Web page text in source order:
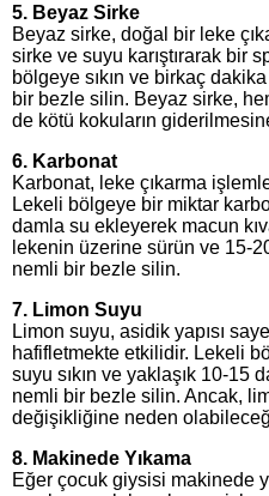
5. Beyaz Sirke
Beyaz sirke, doğal bir leke
sirke ve suyu karıştırarak bir
bölgeye sıkın ve birkaç
bir bezle silin. Beyaz sirke,
de kötü kokuların
6. Karbonat
Karbonat, leke çıkarma
Lekeli bölgeye bir miktar
damla su ekleyerek macun
lekenin üzerine sürün ve 15-
nemli bir bezle silin.
7. Limon Suyu
Limon suyu, asidik yapısı
hafifletmekte etkilidir. Lekeli
suyu sıkın ve yaklaşık 10-15
nemli bir bezle silin. Ancak,
değişikliğine neden
8. Makinede Yıkama
Eğer çocuk giysisi makinede